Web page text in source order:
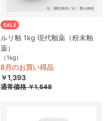
ルリ釉 1kg 現代釉薬（粉末釉
薬）
（1kg）
8月のお買い得品
￥1,393
通常価格￥1,548